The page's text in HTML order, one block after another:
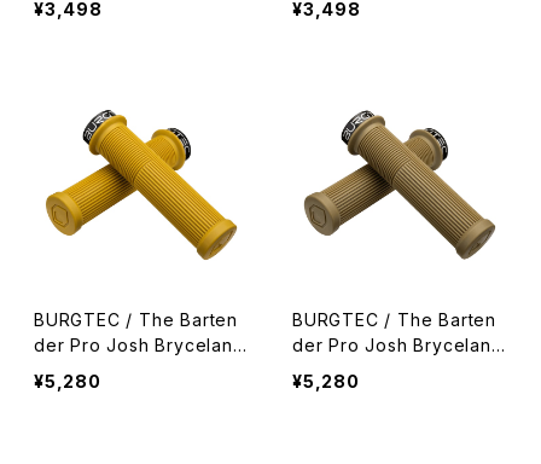
¥3,498
¥3,498
BURGTEC / The Barten
der Pro Josh Bryceland
Signature Edition Grip /
English Mastard
¥5,280
BURGTEC / The Barten
der Pro Josh Bryceland
Signature Edition Grip /
Khaki
¥5,280